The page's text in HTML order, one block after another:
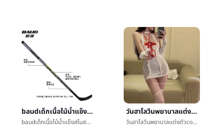
baudเด็กเนื้อไม้น้ำแข็งสโมสรผู้ใหญ่ไม้ฮอกกี้สโมสรวัยรุ่นที่ดินน้ำแข็งสโมสรผู้เริ่มสโมสรโรงงาน
baudเด็กเนื้อไม้น้ำแข็งสโมสรผู้ใหญ่ไม้ฮอกกี้สโมสรวัยรุ่นที่ดินน้ำแข็งสโมสรผู้เริ่มสโมสรโรงงาน
วันฮาโลวีนพยาบาลแต่งตัวcosplayบทบาทกระทำพยาบาลแต่งตัวเวทีแสดงเสื้อผ้าå¥แต่งตัวพอใจชุดชั้นใน
วันฮาโลวีนพยาบาลแต่งตัวcosplayบทบาทกระทำพยาบาลแต่งตัวเวทีแสดงเสื้อผ้าå¥แต่งตัวพอใจชุดชั้นใน